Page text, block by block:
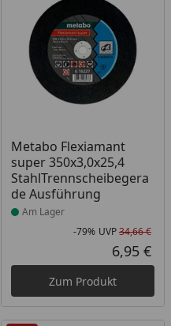
in ProzentPreis
Preis
Metabo Flexiamant
super 350x3,0x25,4
StahlTrennscheibegera
de Ausführung
Produkt am Lager
Am Lager
-79% UVP34,66 €
6,95 €
Zum Produkt